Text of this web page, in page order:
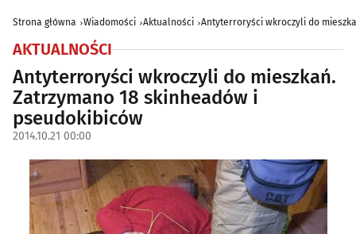
Strona główna Wiadomości Aktualności Antyterroryści wkroczyli do
AKTUALNOŚCI
Antyterroryści wkroczyli do mieszkań.
Zatrzymano 18 skinheadów i
pseudokibiców
2014.10.21 00:00